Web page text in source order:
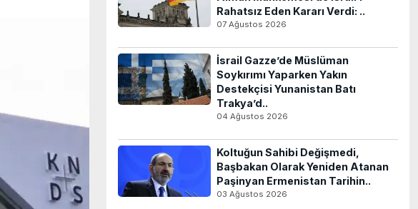
Rahatsız Eden Kararı Verdi: ..
07 Ağustos 2026
İsrail Gazze’de Müslüman
Soykırımı Yaparken Yakın
Destekçisi Yunanistan Batı
Trakya’d..
04 Ağustos 2026
Koltuğun Sahibi Değişmedi,
Başbakan Olarak Yeniden Atanan
Paşinyan Ermenistan Tarihin..
03 Ağustos 2026